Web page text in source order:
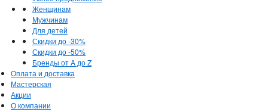
Женщинам
Мужчинам
Для детей
Скидки до -30%
Скидки до -50%
Бренды от A до Z
Оплата и доставка
Мастерская
Акции
О компании